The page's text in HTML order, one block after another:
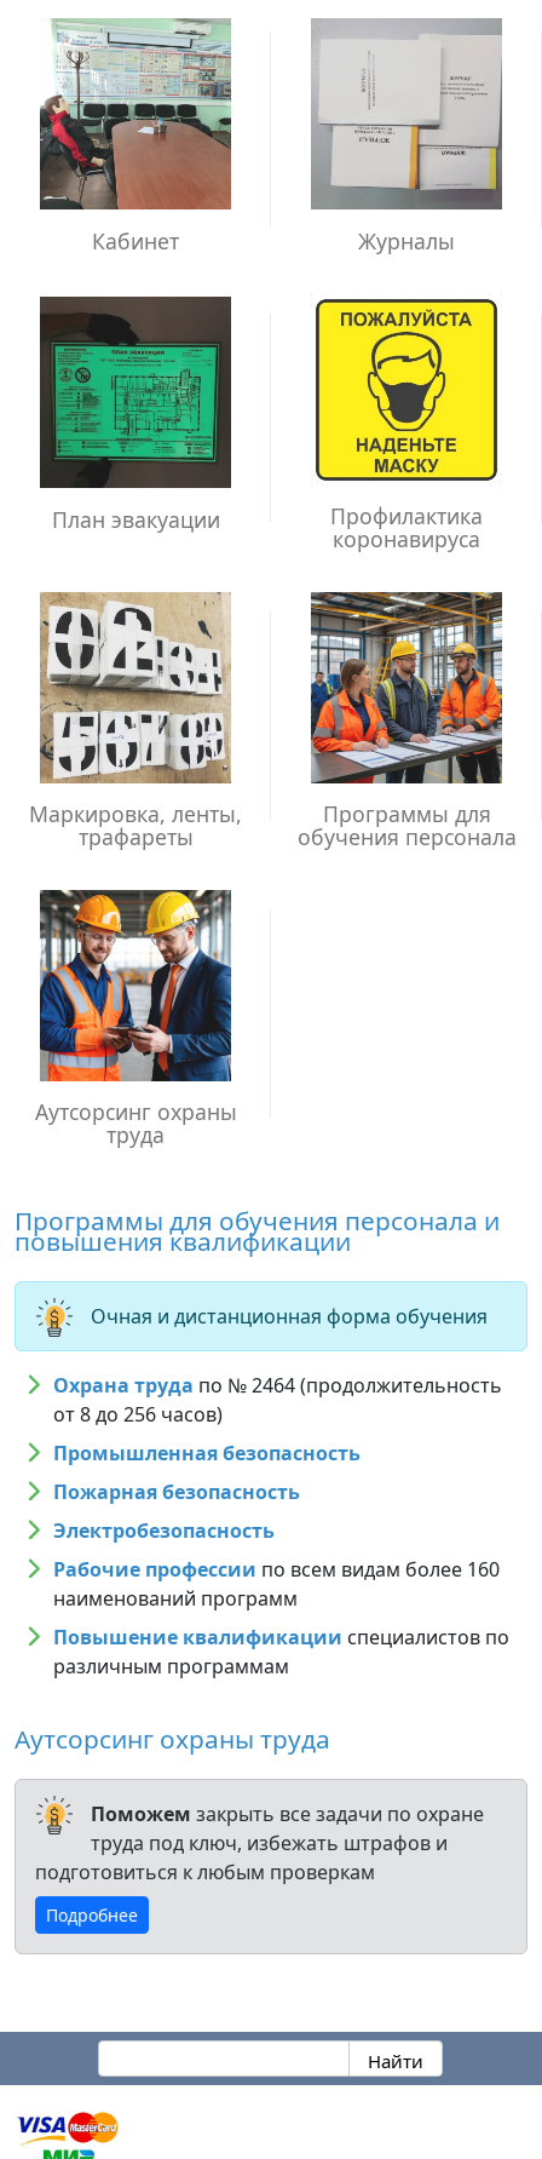
Кабинет Журналы
План эвакуации Профилактика
коронавируса
Маркировка, ленты,
трафареты
Программы для
обучения персонала
Аутсорсинг охраны
труда
Программы для обучения персонала и
повышения квалификации
Очная и дистанционная форма обучения
Охрана труда по № 2464 (продолжительность
от 8 до 256 часов)
Промышленная безопасность
Пожарная безопасность
Электробезопасность
Рабочие профессии по всем видам более 160
наименований программ
Повышение квалификации специалистов по
различным программам
Аутсорсинг охраны труда
Поможем закрыть все задачи по охране
труда под ключ, избежать штрафов и
подготовиться к любым проверкам
Подробнее